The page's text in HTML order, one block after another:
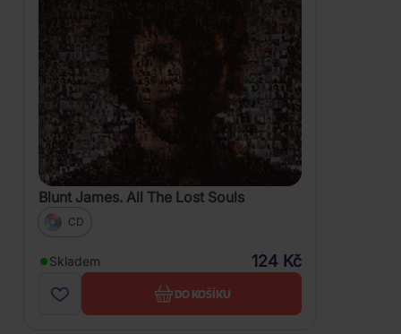
Blunt James. All The Lost Souls
CD
Skladem 124 Kč
DO KOŠÍKU